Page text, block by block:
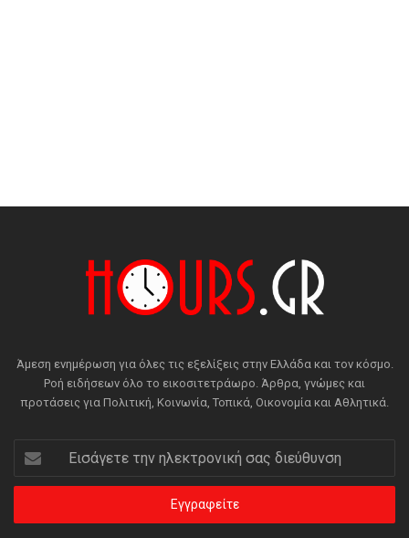
Άμεση ενημέρωση για όλες τις εξελίξεις στην Ελλάδα και τον κόσμο.
Ροή ειδήσεων όλο το εικοσιτετράωρο. Άρθρα, γνώμες και
προτάσεις για Πολιτική, Κοινωνία, Τοπικά, Οικονομία και Αθλητικά.
Εισάγετε
την
ηλεκτρονική
διεύθυνση